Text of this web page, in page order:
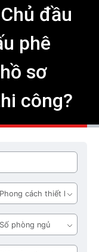
đầu
phê
sơ
công?